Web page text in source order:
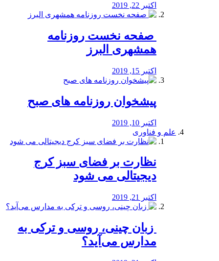
اکتبر 22, 2019
️ صفحه نخست روزنامه‌
همشهری البرز
اکتبر 15, 2019
پیشخوان روزنامه های صبح
اکتبر 10, 2019
علم و فناوری
نظارت بر فضای سبز کرج
دیجیتالی می شود
اکتبر 21, 2019
️ زبان چینی، روسی و ترکی به
مدارس می‌آید؟